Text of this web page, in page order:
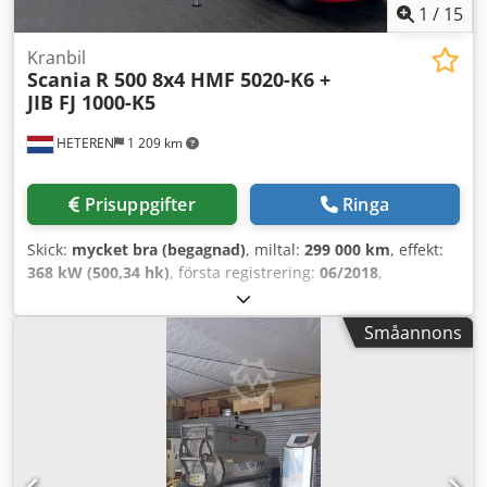
1 / 15
HETEREN 1 209 km
Kranbil
Scania R 500 8x4 HMF 5020-K6 +
JIB FJ 1000-K5
Prisuppgifter Ringa
Skick: mycket bra (begagnad), miltal: 299 000 km, effekt:
368 kW (500,34 hk), första registrering: 06/2018,
, axelkonfiguration:
bromsar:retarder, förarhytt:sovhytt, växeltyp:
, lastutrymmets längd: 6 000 mm
2018, Utrustning:
ABS, centrallås, elektrisk
fönsterhiss, elstyrd spegel, farthållare, kran,
luftkonditionering, navigationssystem,
parkeringsvärmare, retarder, släpvagnskoppling
Ytterligare alternativ och tillbehör = -
Aluminiumbränsletank - Lågt ljudnivå -
Småannons